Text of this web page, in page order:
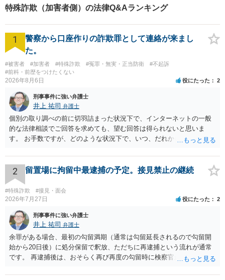
特殊詐欺（加害者側）の法律Q&Aランキング
1
警察から口座作りの詐欺罪として連絡が来まし
た。
#被害者 #加害者 #特殊詐欺 #冤罪・無実・正当防衛
#不起訴
#前科・前歴をつけたくない
2026年8月6日 役にたった 2
刑事事件に強い弁護士
井上 祐司 弁護士
個別の取り調べの前に切羽詰まった状況下で、インターネットの一般
的な法律相談でご回答を求めても、望む回答は得られないと思いま
す。 お手数ですが、どのような状況下で、いつ、だれからどのような
の程度だと聞いているのかということについて、お近くで詳細な法律
相談を受けられたうえで対処方法を探された方がよいと思われます。
一般論でいえば、任意取り調べの場合、ＩＣレコーダーを持参して取
り調べ内容を録音することは必須だと考えます。
2 留置場に拘留中最逮捕の予定。接見禁止の継続
#特殊詐欺 #接見・面会
2026年7月27日 役にたった 2
刑事事件に強い弁護士
井上 祐司 弁護士
余罪がある場合、最初の勾留満期（通常は勾留延長されるので勾留開
始から20日後）に処分保留で釈放、ただちに再逮捕という流れが通常
です。 再逮捕後は、おそらく再び再度の勾留時に検察官が接見禁止を